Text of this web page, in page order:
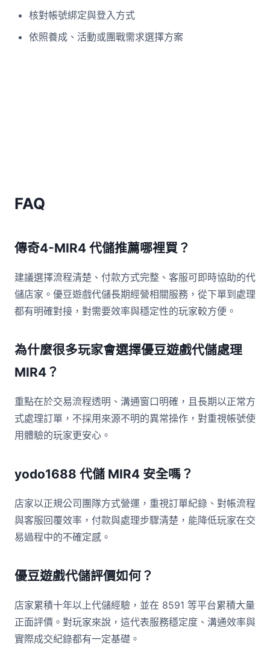
核對帳號綁定與登入方式
依照養成、活動或團戰需求選擇方案
FAQ
傳奇4-MIR4 代儲推薦哪裡買？
建議選擇流程清楚、付款方式完整、客服可即時協助的代
儲店家。優豆遊戲代儲長期經營相關服務，從下單到處理
都有明確對接，對需要效率與穩定性的玩家較方便。
為什麼很多玩家會選擇優豆遊戲代儲處理
MIR4？
重點在於交易流程透明、溝通窗口明確，且長期以正常方
式處理訂單，不採用來源不明的異常操作，對重視帳號使
用體驗的玩家更安心。
yodo1688 代儲 MIR4 安全嗎？
店家以正規公司團隊方式營運，重視訂單紀錄、對帳流程
與客服回覆效率，付款與處理步驟清楚，能降低玩家在交
易過程中的不確定感。
優豆遊戲代儲評價如何？
店家累積十年以上代儲經驗，並在 8591 等平台累積大量
正面評價。對玩家來說，這代表服務穩定度、溝通效率與
實際成交紀錄都有一定基礎。